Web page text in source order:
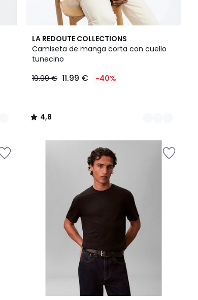
LA REDOUTE COLLECTIONS
Camiseta de manga corta con cuello
tunecino
19.99 € 11.99 € -40%
4,8
/ 5
2
Colores
4,8
/